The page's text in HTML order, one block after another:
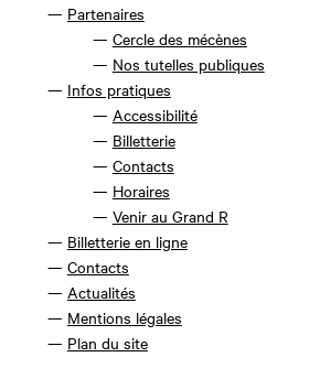
Partenaires
Cercle des mécènes
Nos tutelles publiques
Infos pratiques
Accessibilité
Billetterie
Contacts
Horaires
Venir au Grand R
Billetterie en ligne
Contacts
Actualités
Mentions légales
Plan du site